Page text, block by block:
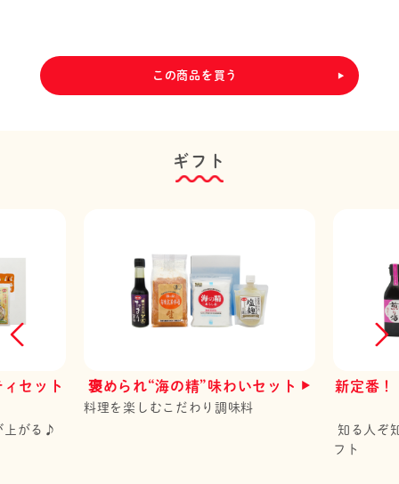
この商品を買う
ギフト
セット
上がる♪
褒められ“海の精”味わいセット
料理を楽しむこだわり調味料
新定番！
知る人ぞ
フト